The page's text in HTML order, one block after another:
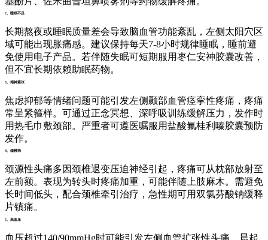
2、睡眠不足
长期熬夜或睡眠质量差会导致脑血管功能紊乱，左侧太阳穴区
域可能出现胀痛感。建议保持每天7-8小时规律睡眠，睡前避
免使用电子产品。若伴随失眠可短期服用枣仁安神胶囊改善，
但不宜长期依赖助眠药物。
3、精神紧张
焦虑抑郁等情绪问题可能引发左侧颞部血管痉挛性疼痛，疼痛
常呈紧箍样。可通过正念冥想、深呼吸训练缓解压力，发作时
用热毛巾敷颈部。严重者可遵医嘱服用盐酸氟桂利嗪胶囊预防
发作。
4、颈椎病
颈源性头痛多因颈椎退变压迫神经引起，疼痛可从枕部放射至
左前额。表现为转头时疼痛加重，可能伴随上肢麻木。需避免
长时间低头，配合颈椎牵引治疗，急性期可用双氯芬酸钠缓释
片镇痛。
5、高血压
血压超过140/90mmHg时可能引发左侧血管扩张性头痛，晨起